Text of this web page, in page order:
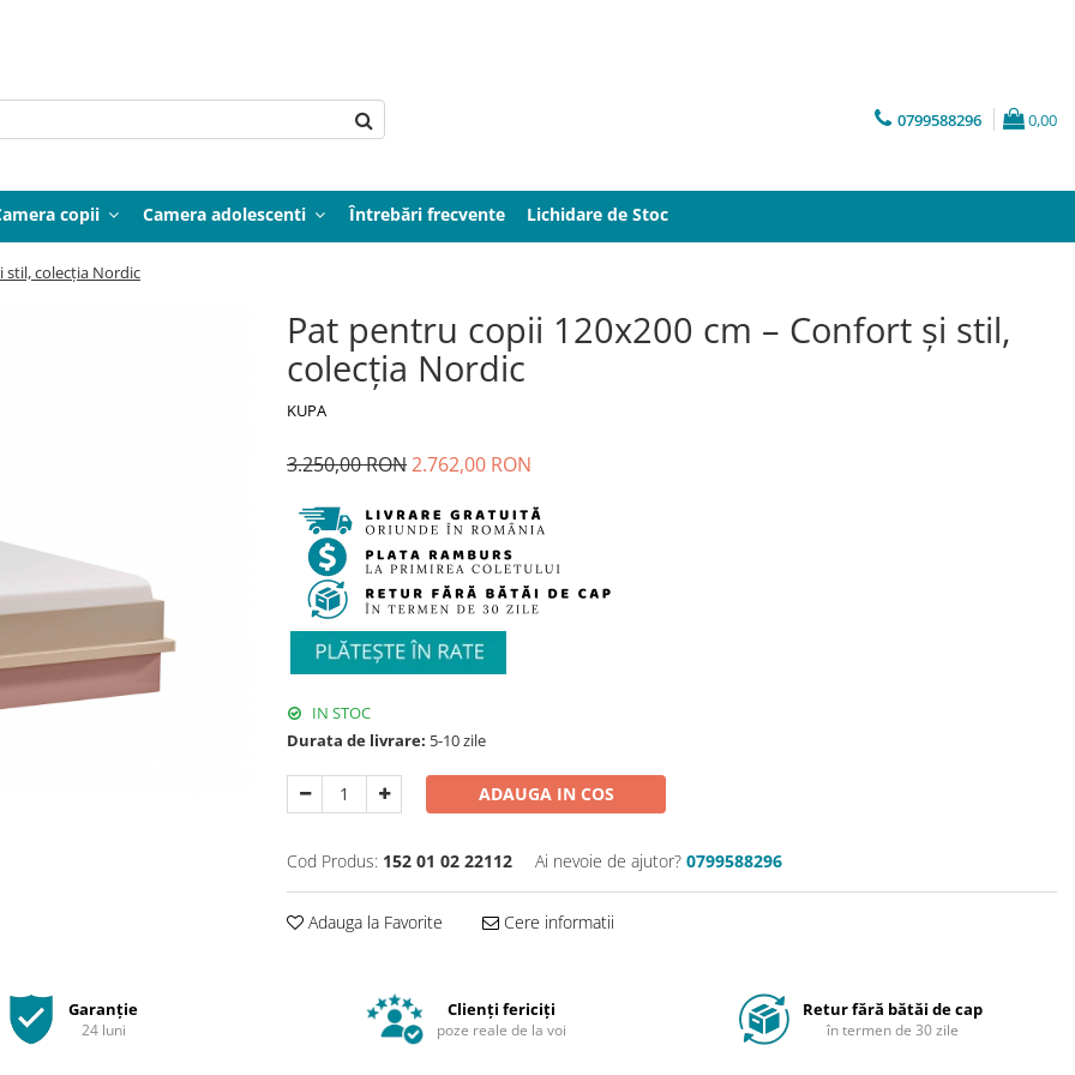
0799588296 0,00
copii Camera adolescenti Întrebări frecvente Lichidare de Stoc
stil, colecția Nordic
Pat pentru copii 120x200 cm – Confort și stil,
colecția Nordic
KUPA
3.250,00 RON2.762,00 RON
IN STOC
Durata de livrare: 5-10 zile
ADAUGA IN COS
Cod Produs: 152 01 02 22112 Ai nevoie de ajutor? 0799588296
Adauga la Favorite Cere informatii
Garanție
24 luni
Clienți fericiți
poze reale de la voi
Retur fără bătăi de cap
în termen de 30 zile